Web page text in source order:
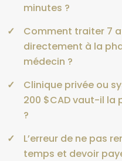
minutes ?
Comment traiter 7
directement à la
médecin ?
Clinique privée ou
200 $CAD vaut-il la
?
L’erreur de ne pas
temps et devoir